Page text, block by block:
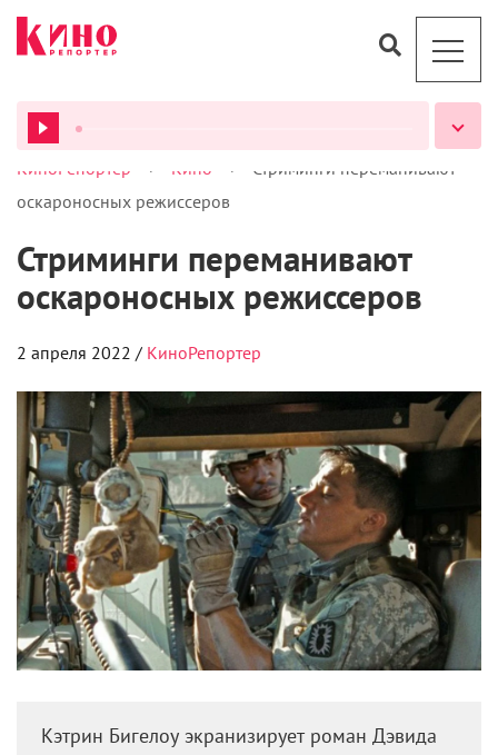
ВСЕ ПОДКАСТЫ
КиноРепортер > Кино >
Стриминги переманивают
оскароносных режиссеров
Стриминги переманивают
оскароносных режиссеров
2 апреля 2022 / КиноРепортер
Кэтрин Бигелоу экранизирует роман Дэвида